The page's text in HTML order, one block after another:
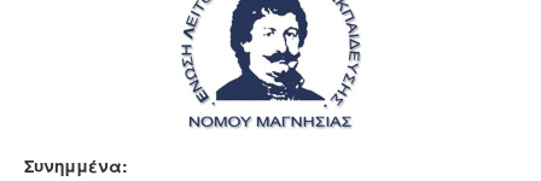
Συνημμένα: